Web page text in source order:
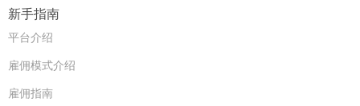
新手指南
平台介绍
雇佣模式介绍
雇佣指南